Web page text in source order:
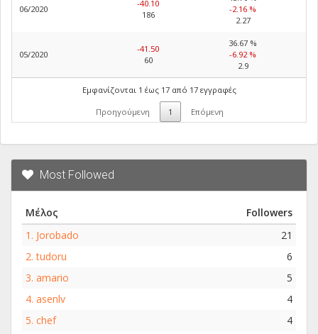
06/2020
-40.10
186
-2.16 %
2.27
05/2020
-41.50
60
36.67 %
-6.92 %
2.9
Εμφανίζονται 1 έως 17 από 17 εγγραφές
Προηγούμενη 1 Επόμενη
Most Followed
Μέλος
Followers
1. Jorobado
21
2.tudoru
6
3. amario
5
4. asenlv
4
5. chef
4